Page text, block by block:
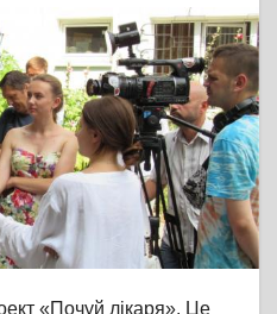
«Почуй лікаря». Це